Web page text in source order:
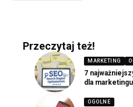
Przeczytaj też!
MARKETING
7
dla
OGOLNE